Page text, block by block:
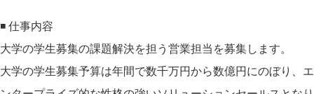
◾️ 仕事内容
大学の学生募集の課題解決を担う営業担当を募集します。
大学の学生募集予算は年間で数千万円から数億円にのぼり、エ